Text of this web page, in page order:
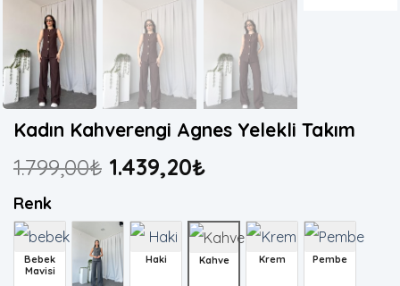
Kadın Kahverengi Agnes Yelekli Takım
1.799,00₺ 1.439,20₺
Renk
Bebek
Mavisi
Haki Kahve Krem Pembe